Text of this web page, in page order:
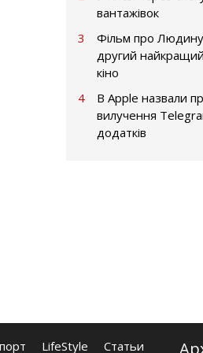
вантажівок
3
Фільм про
другий найкращий
кіно
4
В Apple назвали
вилучення
додатків
LifeStyle Статьи